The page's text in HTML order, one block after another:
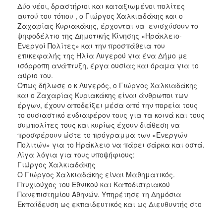
ΑΝΘΕΚΤΙΚΗ
ΠΟΛΗ
Δύο νέοι, δραστήριοι και καταξιωμένοι πολίτες
αυτού του τόπου , ο Γιώργος Χαλκιαδάκης και ο
Ζαχαρίας Κυριακάκης, έρχονται να ενισχύσουν το
ψηφοδέλτιο της Δημοτικής Κίνησης «Ηράκλειο-
Ενεργοί Πολίτες» και την προσπάθεια του
επικεφαλής της Ηλία Λυγερού για ένα Δήμο με
ισόρροπη ανάπτυξη, έργα ουσίας και όραμα για το
αύριο του.
Όπως δήλωσε ο κ Λυγερός, ο Γιώργος Χαλκιαδάκης
και ο Ζαχαρίας Κυριακάκης είναι άνθρωποι των
έργων, έχουν αποδείξει μέσα από την πορεία τους
το ουσιαστικό ενδιαφέρον τους για τα κοινά και τους
συμπολίτες τους και κυρίως έχουν διάθεση να
προσφέρουν ώστε το πρόγραμμα των «Ενεργών
Πολιτών» για το Ηράκλειο να πάρει σάρκα και οστά.
Λίγα λόγια για τους υποψήφιους:
Γιώργος Χαλκιαδάκης
Ο Γιώργος Χαλκιαδάκης είναι Μαθηματικός.
Πτυχιούχος του Εθνικού και Καποδιστριακού
Πανεπιστημίου Αθηνών. Υπηρέτησε τη Δημόσια
Εκπαίδευση ως εκπαιδευτικός και ως Διευθυντής στο